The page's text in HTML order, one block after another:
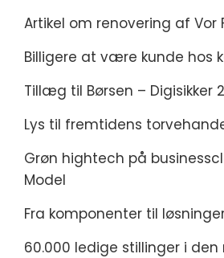
Artikel om renovering af Vor
Billigere at være kunde hos
Tillæg til Børsen – Digisikker
Lys til fremtidens
Grøn hightech på
Model
Fra komponenter til
60.000 ledige stillinger i den